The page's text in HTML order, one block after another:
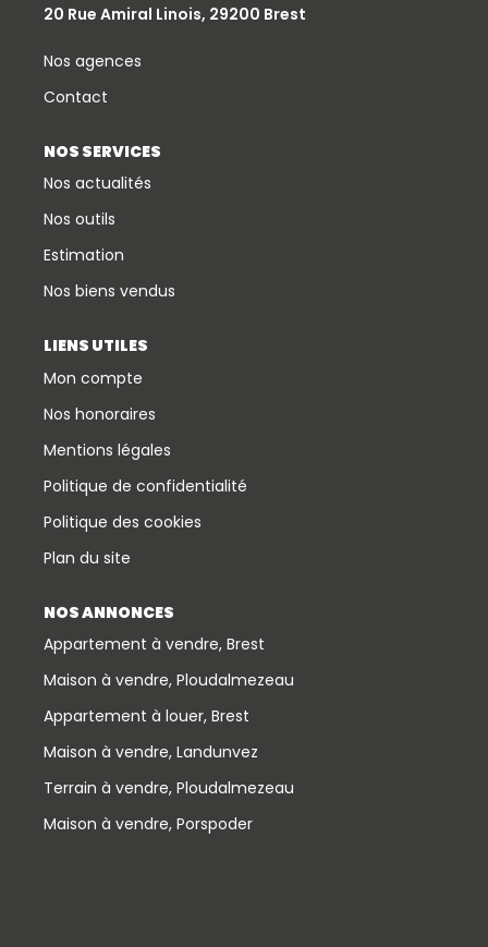
20 Rue Amiral Linois, 29200 Brest
Nos agences
Contact
NOS SERVICES
Nos actualités
Nos outils
Estimation
Nos biens vendus
LIENS UTILES
Mon compte
Nos honoraires
Mentions légales
Politique de confidentialité
Politique des cookies
Plan du site
NOS ANNONCES
Appartement à vendre, Brest
Maison à vendre, Ploudalmezeau
Appartement à louer, Brest
Maison à vendre, Landunvez
Terrain à vendre, Ploudalmezeau
Maison à vendre, Porspoder